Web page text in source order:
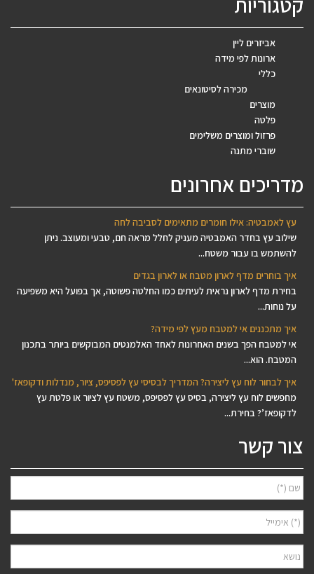
אביזרים ליין
ארונות לפי מידה
כללי
מכירה לסיטונאים
מוצרים
פלטה
פרזול ומוצרים משלימים
שוברי מתנה
מדריכים אחרונים
עץ לאמבטיה: אילו חומרים מתאימים לסביבה לחה
שילוב עץ בחדר האמבטיה מעניק לחלל מראה חם, טבעי ומעוצב. ניתן
להשתמש בו עבור משטח...
איך בוחרים מדף לארון מטבח או לארון בגדים
בחירת מדף לארון נראית לעיתים כמו החלטה פשוטה, אך בפועל היא משפיעה
על נוחות...
איך מתכננים אי למטבח מעץ לפי מידה?
אי למטבח הפך בשנים האחרונות לאחד האלמנטים המבוקשים ביותר בתכנון
המטבח. הוא...
איך לבחור לוח עץ ליצירה? המדריך לבסיסי עץ לפסיפס, ציור, מנדלות ודקופאז'
מחפשים לוח עץ ליצירה, בסיס עץ לפסיפס, משטח עץ לציור או פלטת עץ
לדקופאז’? בחירת...
צור קשר